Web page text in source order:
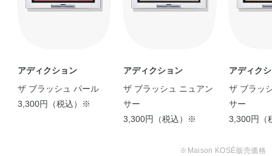
イク】 こんにち …
数あるADDI …
メイク*-: …
chi.
アディクション
ザ ブラッシュ パール
3,300円（税込）※
アディクション
ザ ブラッシュ ニュアン
サー
3,300円（税込）※
アディク
ザ ブラッ
サー
3,300円（
※Maison KOSÉ販売価格